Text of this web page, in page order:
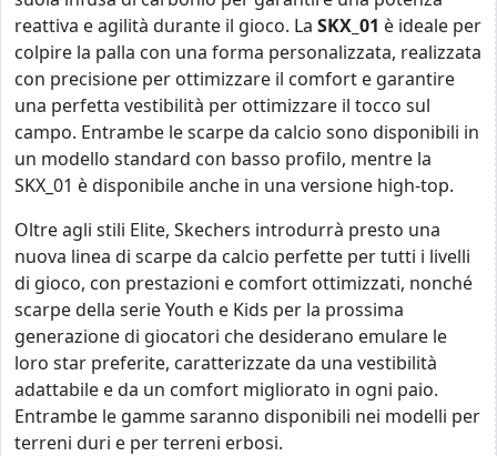
reattiva e agilità durante il gioco. La SKX_01 è ideale per
colpire la palla con una forma personalizzata, realizzata
con precisione per ottimizzare il comfort e garantire
una perfetta vestibilità per ottimizzare il tocco sul
campo. Entrambe le scarpe da calcio sono disponibili in
un modello standard con basso profilo, mentre la
SKX_01 è disponibile anche in una versione high-top.
Oltre agli stili Elite, Skechers introdurrà presto una
nuova linea di scarpe da calcio perfette per tutti i livelli
di gioco, con prestazioni e comfort ottimizzati, nonché
scarpe della serie Youth e Kids per la prossima
generazione di giocatori che desiderano emulare le
loro star preferite, caratterizzate da una vestibilità
adattabile e da un comfort migliorato in ogni paio.
Entrambe le gamme saranno disponibili nei modelli per
terreni duri e per terreni erbosi.